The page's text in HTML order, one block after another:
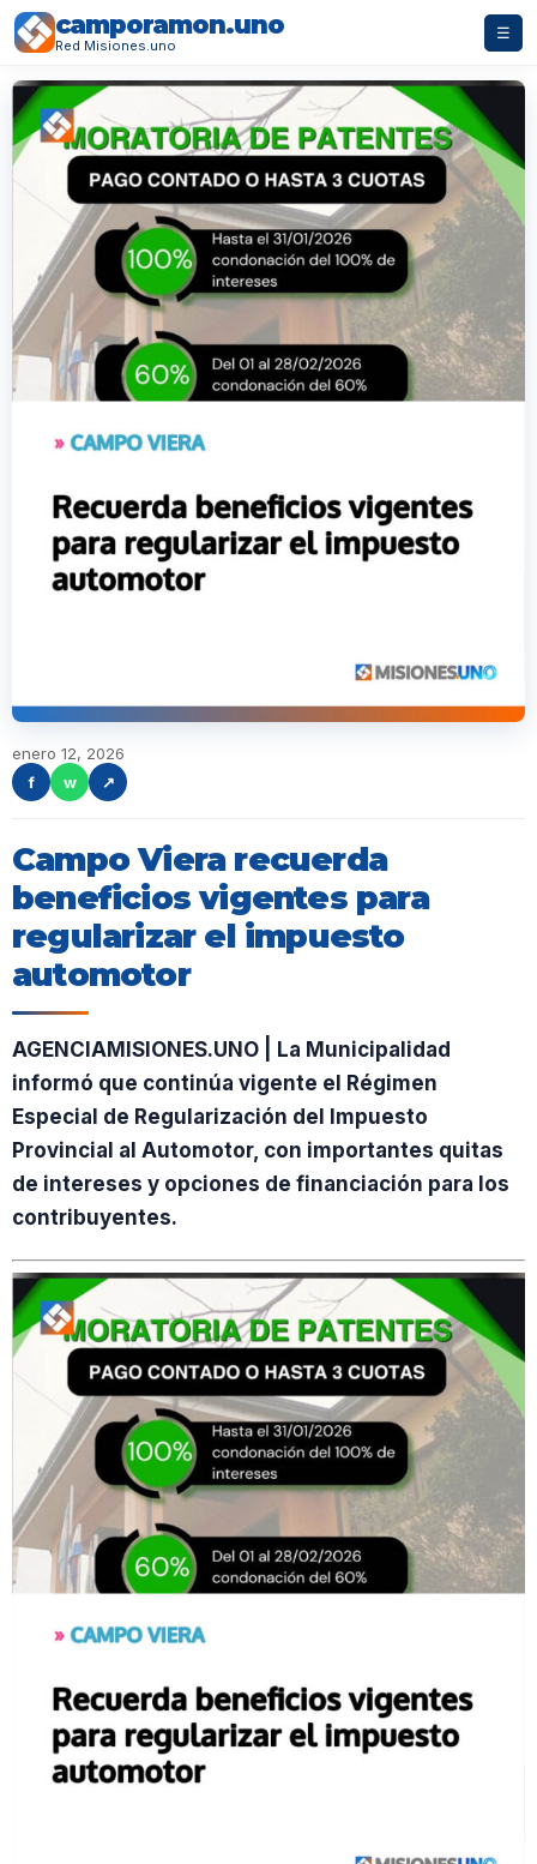
camporamon.uno
Red Misiones.uno
☰
enero 12, 2026
f
w ↗
Campo Viera recuerda
beneficios vigentes para
regularizar el impuesto
automotor
AGENCIAMISIONES.UNO | La Municipalidad
informó que continúa vigente el Régimen
Especial de Regularización del Impuesto
Provincial al Automotor, con importantes quitas
de intereses y opciones de financiación para los
contribuyentes.